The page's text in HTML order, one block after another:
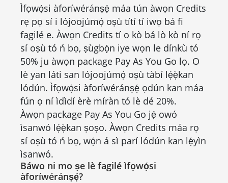
Ìfọwọ́si àforíwéránṣẹ́ máa tún àwọn Credits
rẹ pọ sí i lójoojúmọ́ oṣù títí tí iwọ bá fi
fagilé e. Àwọn Credits tí o kò bá lò kò ní rọ
sí oṣù tó ń bọ, ṣùgbọ́n iye wọn le dínkù tó
50% ju àwọn package Pay As You Go lọ. O
lè yan láti san lójoojúmọ́ oṣù tàbí lẹ́ẹ̀kan
lódún. Ìfọwọ́si àforíwéránṣẹ́ ọdún kan máa
fún ọ ní ìdìdí èrè míràn tó lè dé 20%.
Àwọn package Pay As You Go jẹ́ owó
ìsanwó lẹ́ẹ̀kan ṣoṣo. Àwọn Credits máa rọ
sí oṣù tó ń bọ, wọ́n á sì parí lódún kan lẹ́yìn
ìsanwó.
Báwo ni mo ṣe lè fagilé ìfọwọ́si
àforíwéránṣẹ́?